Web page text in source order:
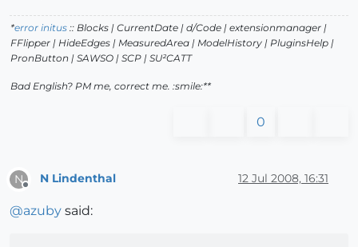
*error initus :: Blocks | CurrentDate | d/Code | extensionmanager |
FFlipper | HideEdges | MeasuredArea | ModelHistory | PluginsHelp |
PronButton | SAWSO | SCP | SU²CATT
Bad English? PM me, correct me. :smile:**
0
N N Lindenthal 12 Jul 2008, 16:31
@azuby said: